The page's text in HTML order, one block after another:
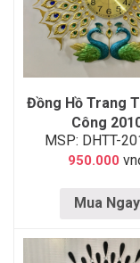
Đồng Hồ Trang
Công
MSP: DHTT-
950.000
Mua Ngay